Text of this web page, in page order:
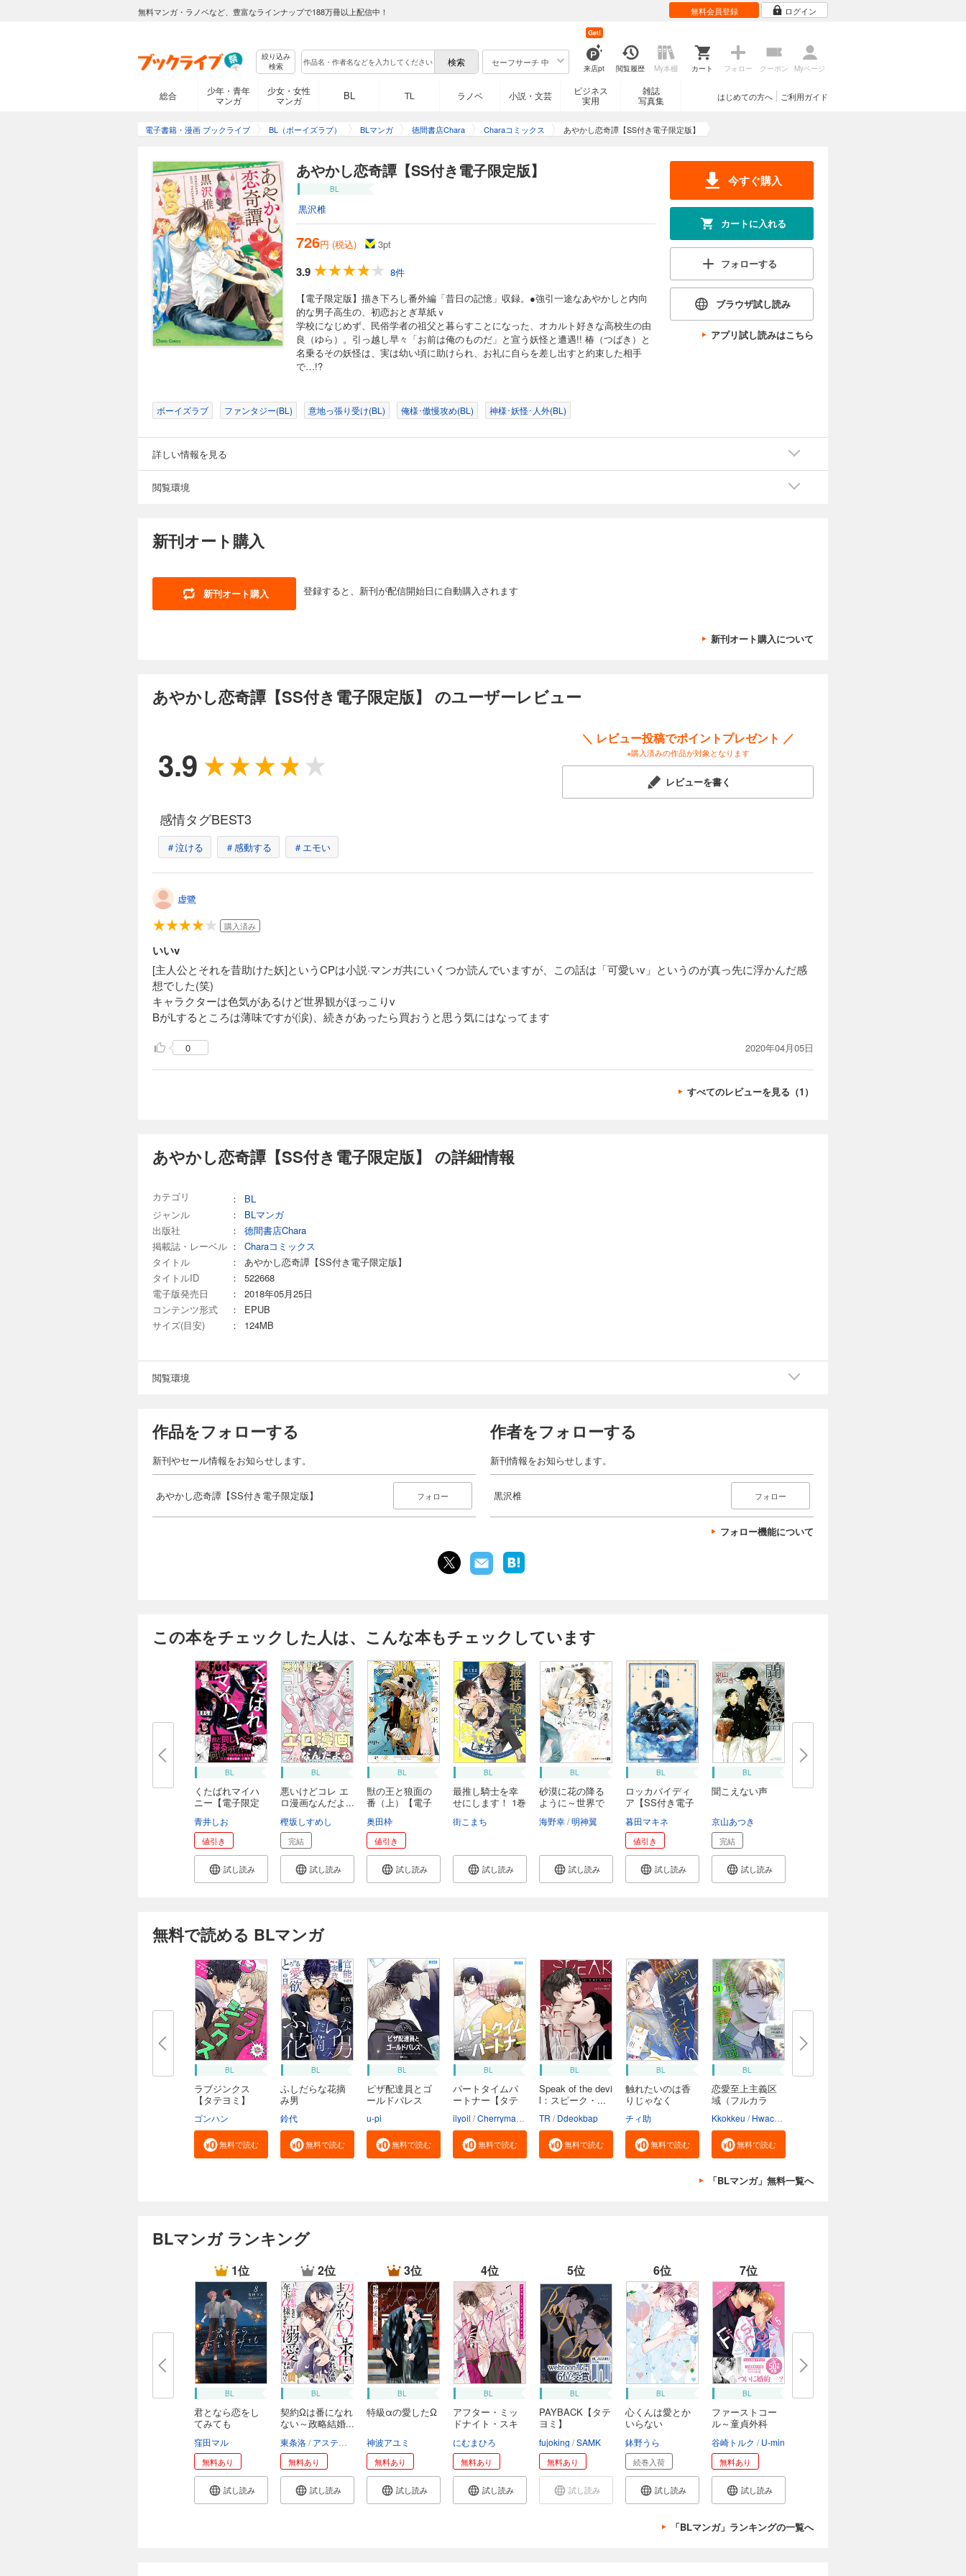
無料マンガ・ラノベなど、豊富なラインナップで188万冊以上配信中！ 無料会員登録 ログイン
絞り込み
検索
セーフサーチ 中
来店pt
Get!
閲覧履歴 My本棚 カート フォロー クーポン Myページ
総合
少年・青年
マンガ
少女・女性
マンガ
BL TL ラノベ 小説・文芸
ビジネス
実用
雑誌
写真集
ご利用ガイド
はじめての方へ
電子書籍・漫画 ブックライブ BL（ボーイズラブ） BLマンガ 徳間書店Chara Charaコミックス あやかし恋奇譚【SS付き電子限定版】
あやかし恋奇譚【SS付き電子限定版】
BL
黒沢椎
726円 (税込) 3pt
3.9
8件
【電子限定版】描き下ろし番外編「昔日の記憶」収録。●強引一途なあやかしと内向
的な男子高生の、初恋おとぎ草紙ｖ
学校になじめず、民俗学者の祖父と暮らすことになった、オカルト好きな高校生の由
良（ゆら）。引っ越し早々「お前は俺のものだ」と宣う妖怪と遭遇!! 椿（つばき）と
名乗るその妖怪は、実は幼い頃に助けられ、お礼に自らを差し出すと約束した相手
で…!?
今すぐ購入
カートに入れる
フォローする
ブラウザ試し読み
アプリ試し読みはこちら
ボーイズラブ ファンタジー(BL) 意地っ張り受け(BL) 俺様･傲慢攻め(BL) 神様･妖怪･人外(BL)
詳しい情報を見る
閲覧環境
新刊オート購入
新刊オート購入 登録すると、新刊が配信開始日に自動購入されます
新刊オート購入について
あやかし恋奇譚【SS付き電子限定版】 のユーザーレビュー
3.9
＼ レビュー投稿でポイントプレゼント ／
※購入済みの作品が対象となります
レビューを書く
感情タグBEST3
＃泣ける ＃感動する ＃エモい
虚鷺
購入済み
いいv
[主人公とそれを昔助けた妖]というCPは小説·マンガ共にいくつか読んでいますが、この話は「可愛いv」というのが真っ先に浮かんだ感
想でした(笑)
キャラクターは色気があるけど世界観がほっこりv
BがLするところは薄味ですが(涙)、続きがあったら買おうと思う気にはなってます
0 2020年04月05日
すべてのレビューを見る（1）
あやかし恋奇譚【SS付き電子限定版】 の詳細情報
カテゴリ ：
BL
ジャンル
：
BLマンガ
出版社
：
徳間書店Chara
掲載誌・レーベル ：
Charaコミックス
タイトル
：
あやかし恋奇譚【SS付き電子限定版】
タイトルID
：
522668
電子版発売日
：
2018年05月25日
コンテンツ形式
：
EPUB
サイズ(目安)
： 124MB
閲覧環境
作品をフォローする
新刊やセール情報をお知らせします。
あやかし恋奇譚【SS付き電子限定版】 フォロー
作者をフォローする
新刊情報をお知らせします。
黒沢椎 フォロー
フォロー機能について
この本をチェックした人は、こんな本もチェックしています
BL
くたばれマイハ
ニー【電子限定
青井しお
値引き
試し読み
BL
悪いけどコレ エ
ロ漫画なんだよ...
樫坂しすめし
完結
試し読み
BL
獣の王と狼面の
番（上）【電子
奥田枠
値引き
試し読み
BL
最推し騎士を幸
せにします！ 1巻
街こまち
試し読み
BL
砂漠に花の降る
ように～世界で
海野幸 明神翼
試し読み
BL
ロッカバイディ
ア【SS付き電子
暮田マキネ
値引き
試し読み
BL
聞こえない声
京山あつき
完結
試し読み
無料で読める BLマンガ
BL
ラブジンクス
【タテヨミ】
ゴンハン
無料で読む
BL
ふしだらな花摘
み男
鈴代
無料で読む
BL
ピザ配達員とゴ
ールドパレス
u-pi
無料で読む
BL
パートタイムパ
ートナー【タテ
ilyoil Cherrymanju
無料で読む
BL
Speak of the devi
l：スピーク・...
TR Ddeokbap
無料で読む
BL
触れたいのは香
りじゃなく
チィ助
無料で読む
BL
恋愛至上主義区
域（フルカラ
Kkokkeu Hwacha
無料で読む
「BLマンガ」無料一覧へ
BLマンガ ランキング
1位
BL
君となら恋をし
てみても
窪田マル
無料あり
試し読み
2位
BL
契約Ωは番になれ
ない～政略結婚...
東条洛 アスティル編集部
無料あり
試し読み
3位
BL
特級αの愛したΩ
神波アユミ
無料あり
試し読み
4位
BL
アフター・ミッ
ドナイト・スキ
にむまひろ
無料あり
試し読み
5位
BL
PAYBACK【タテ
ヨミ】
fujoking SAMK
無料あり
試し読み
6位
BL
心くんは愛とか
いらない
鉢野うら
続巻入荷
試し読み
7位
BL
ファーストコー
ル～童貞外科
谷崎トルク U-min
無料あり
試し読み
「BLマンガ」ランキングの一覧へ